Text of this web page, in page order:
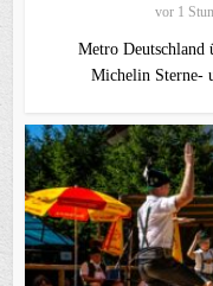
vor 1
Metro Deutschland
Michelin Sterne-